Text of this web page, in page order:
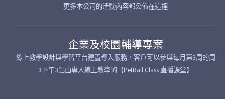
更多本公司的活動內容都公佈在這裡
企業及校園輔導專案
線上教學設計與學習平台建置導入服務，客戶可以參與每月第3周的周
3下午3點由專人線上教學的【PetBall Class 直播課堂】